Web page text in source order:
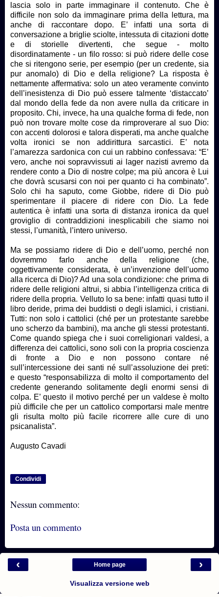
lascia solo in parte immaginare il contenuto. Che è
difficile non solo da immaginare prima della lettura, ma
anche di raccontare dopo. E’ infatti una sorta di
conversazione a briglie sciolte, intessuta di citazioni dotte
e di storielle divertenti, che segue - molto
disordinatamente - un filo rosso: si può ridere delle cose
che si ritengono serie, per esempio (per un credente, sia
pur anomalo) di Dio e della religione? La risposta è
nettamente affermativa: solo un ateo veramente convinto
dell’inesistenza di Dio può essere talmente ‘distaccato’
dal mondo della fede da non avere nulla da criticare in
proposito. Chi, invece, ha una qualche forma di fede, non
può non trovare molte cose da rimproverare al suo Dio:
con accenti dolorosi e talora disperati, ma anche qualche
volta ironici se non addirittura sarcastici. E’ nota
l’amarezza sardonica con cui un rabbino confessava: “E’
vero, anche noi sopravvissuti ai lager nazisti avremo da
rendere conto a Dio di nostre colpe; ma più ancora è Lui
che dovrà scusarsi con noi per quanto ci ha combinato”.
Solo chi ha saputo, come Giobbe, ridere di Dio può
sperimentare il piacere di ridere con Dio. La fede
autentica è infatti una sorta di distanza ironica da quel
groviglio di contraddizioni inesplicabili che siamo noi
stessi, l’umanità, l’intero universo.
Ma se possiamo ridere di Dio e dell’uomo, perché non
dovremmo farlo anche della religione (che,
oggettivamente considerata, è un’invenzione dell’uomo
alla ricerca di Dio)? Ad una sola condizione: che prima di
ridere delle religioni altrui, si abbia l’intelligenza critica di
ridere della propria. Velluto lo sa bene: infatti quasi tutto il
libro deride, prima dei buddisti o degli islamici, i cristiani.
Tutti: non solo i cattolici (ché per un protestante sarebbe
uno scherzo da bambini), ma anche gli stessi protestanti.
Come quando spiega che i suoi correligionari valdesi, a
differenza dei cattolici, sono soli con la propria coscienza
di fronte a Dio e non possono contare né
sull’intercessione dei santi né sull’assoluzione dei preti:
e questo “responsabilizza di molto il comportamento del
credente generando solitamente degli enormi sensi di
colpa. E’ questo il motivo perché per un valdese è molto
più difficile che per un cattolico comportarsi male mentre
gli risulta molto più facile ricorrere alle cure di uno
psicanalista”.
Augusto Cavadi
Condividi
Nessun commento:
Posta un commento
‹ ›
Home page
Visualizza versione web